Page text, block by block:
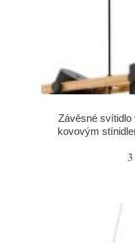
Závěsné svítidlo
kovovým